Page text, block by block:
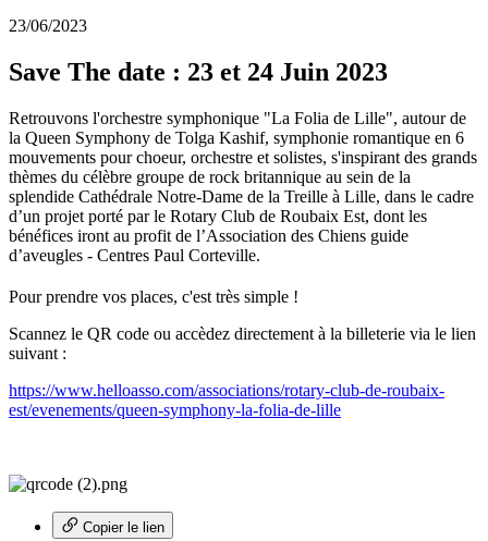
23/06/2023
Save The date : 23 et 24 Juin 2023
Retrouvons l'orchestre symphonique "La Folia de Lille", autour de
la Queen Symphony de Tolga Kashif, symphonie romantique en 6
mouvements pour choeur, orchestre et solistes, s'inspirant des grands
thèmes du célèbre groupe de rock britannique au sein de la
splendide Cathédrale Notre-Dame de la Treille à Lille, dans le cadre
d’un projet porté par le Rotary Club de Roubaix Est, dont les
bénéfices iront au profit de l’Association des Chiens guide
d’aveugles - Centres Paul Corteville.
Pour prendre vos places, c'est très simple !
Scannez le QR code ou accèdez directement à la billeterie via le lien
suivant :
https://www.helloasso.com/associations/rotary-club-de-roubaix-
est/evenements/queen-symphony-la-folia-de-lille
Copier le lien